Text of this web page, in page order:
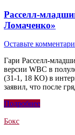
Расселл-
Ломаченко»
Оставьте
Гари Расселл-
версии WBC в
(31-1, 18 КО) в
заявил, что после
Подробнее
Бокс